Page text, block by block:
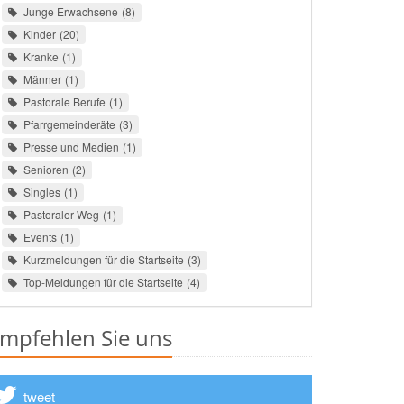
Junge Erwachsene 8
Kinder 20
Kranke 1
Männer 1
Pastorale Berufe 1
Pfarrgemeinderäte 3
Presse und Medien 1
Senioren 2
Singles 1
Pastoraler Weg 1
Events 1
Kurzmeldungen für die Startseite 3
Top-Meldungen für die Startseite 4
Sie uns
tweet